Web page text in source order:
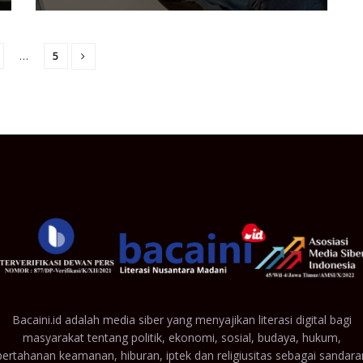
… 5
Bacaini.id adalah media siber yang menyajikan literasi digital bagi
masyarakat tentang politik, ekonomi, sosial, budaya, hukum,
keamanan, hiburan, iptek dan religiusitas sebagai